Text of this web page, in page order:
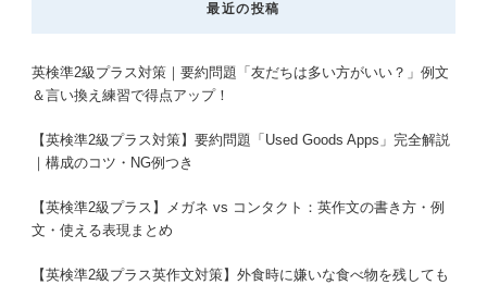
最近の投稿
英検準2級プラス対策｜要約問題「友だちは多い方がいい？」例文
＆言い換え練習で得点アップ！
【英検準2級プラス対策】要約問題「Used Goods Apps」完全解説
｜構成のコツ・NG例つき
【英検準2級プラス】メガネ vs コンタクト：英作文の書き方・例
文・使える表現まとめ
【英検準2級プラス英作文対策】外食時に嫌いな食べ物を残しても